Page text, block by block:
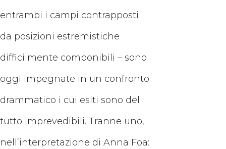
entrambi i campi contrapposti
da posizioni estremistiche
difficilmente componibili – sono
oggi impegnate in un confronto
drammatico i cui esiti sono del
tutto imprevedibili. Tranne uno,
nell’interpretazione di Anna Foa: